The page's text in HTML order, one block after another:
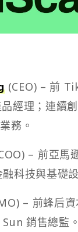
(CEO) – 前
經理；連續
務。
– 前亞馬
科技與基礎
– 前蜂后資
銷售總監。